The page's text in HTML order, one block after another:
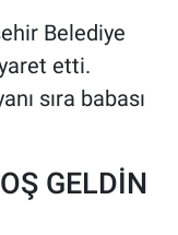
Belediye
etti.
sıra babası
GELDİN